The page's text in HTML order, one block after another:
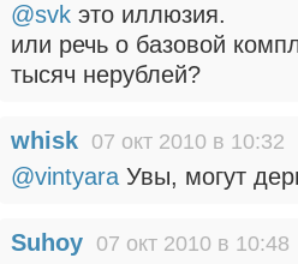
@svk это иллюзия.
или речь о базовой
тысяч нерублей?
whisk 07 окт 2010 в 10:32
@vintyara Увы, могут
Suhoy 07 окт 2010 в 10:48